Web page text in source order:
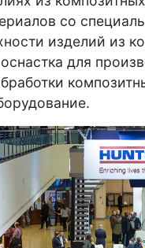
со
изделий из
для